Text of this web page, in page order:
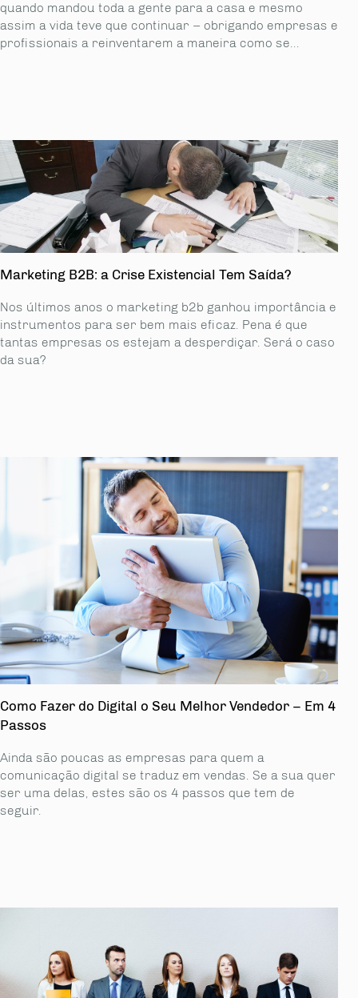
quando mandou toda a gente para a casa e mesmo
assim a vida teve que continuar – obrigando empresas e
profissionais a reinventarem a maneira como se...
Marketing B2B: a Crise Existencial Tem Saída?
Nos últimos anos o marketing b2b ganhou importância e
instrumentos para ser bem mais eficaz. Pena é que
tantas empresas os estejam a desperdiçar. Será o caso
da sua?
Como Fazer do Digital o Seu Melhor Vendedor – Em 4
Passos
Ainda são poucas as empresas para quem a
comunicação digital se traduz em vendas. Se a sua quer
ser uma delas, estes são os 4 passos que tem de
seguir.